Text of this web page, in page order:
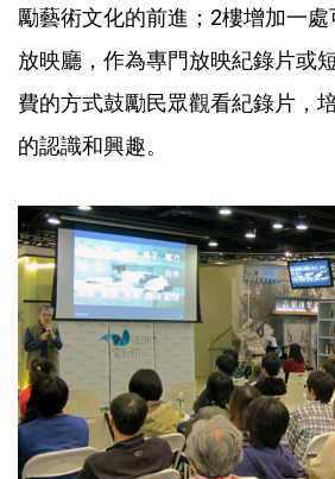
勵藝術文化的前進；2樓增加一
放映廳，作為專門放映紀錄片或
費的方式鼓勵民眾觀看紀錄片，
的認識和興趣。